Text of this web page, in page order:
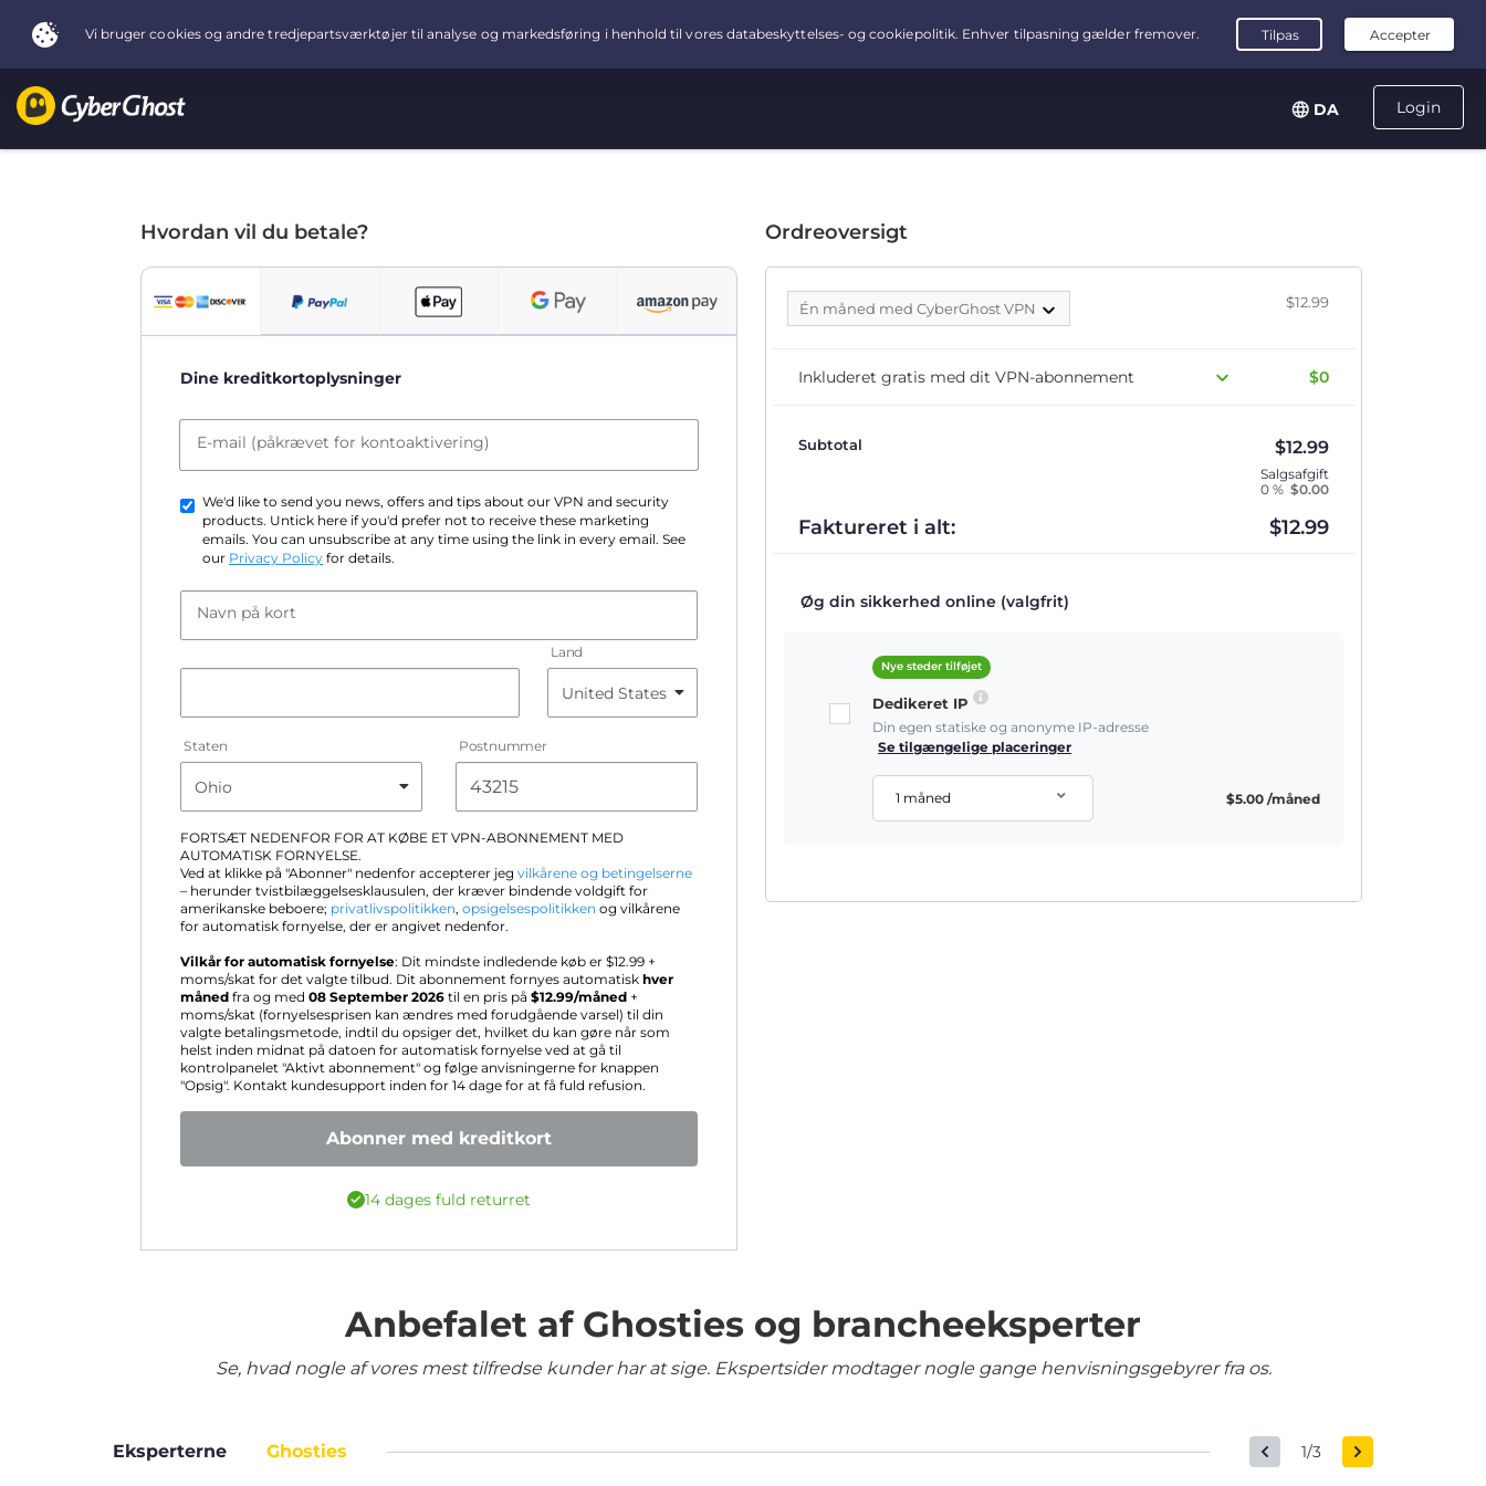
Login
DA
Hvordan vil du betale?
Dine kreditkortoplysninger
E-mail (påkrævet for kontoaktivering)
We'd like to send you news, offers and tips about our VPN and security
products. Untick here if you'd prefer not to receive these marketing
emails. You can unsubscribe at any time using the link in every email. See
our Privacy Policy for details.
Navn på kort
Land
Staten Postnummer
FORTSÆT NEDENFOR FOR AT KØBE ET VPN-ABONNEMENT MED
AUTOMATISK FORNYELSE.
Ved at klikke på "Abonner" nedenfor accepterer jeg vilkårene og betingelserne
– herunder tvistbilæggelsesklausulen, der kræver bindende voldgift for
amerikanske beboere; privatlivspolitikken, opsigelsespolitikken og vilkårene
for automatisk fornyelse, der er angivet nedenfor.
Vilkår for automatisk fornyelse: Dit mindste indledende køb er $12.99 +
moms/skat for det valgte tilbud. Dit abonnement fornyes automatisk hver
måned fra og med 08 September 2026 til en pris på $12.99/måned +
moms/skat (fornyelsesprisen kan ændres med forudgående varsel) til din
valgte betalingsmetode, indtil du opsiger det, hvilket du kan gøre når som
helst inden midnat på datoen for automatisk fornyelse ved at gå til
kontrolpanelet "Aktivt abonnement" og følge anvisningerne for knappen
"Opsig". Kontakt kundesupport inden for 14 dage for at få fuld refusion.
Abonner med kreditkort
14 dages fuld returret
Ordreoversigt
Én måned med CyberGhost VPN $12.99
Inkluderet gratis med dit VPN-abonnement $0
Subtotal $12.99
Salgsafgift
0 % $0.00
Faktureret i alt: $12.99
Øg din sikkerhed online (valgfrit)
Nye steder tilføjet
Dedikeret IP
Din egen statiske og anonyme IP-adresse
Se tilgængelige placeringer
1 måned $5.00 /måned
Anbefalet af Ghosties og brancheeksperter
Se, hvad nogle af vores mest tilfredse kunder har at sige. Ekspertsider modtager nogle gange henvisningsgebyrer fra os.
Eksperterne Ghosties 1/3